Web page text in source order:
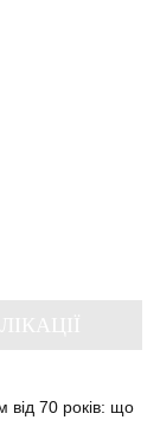
від 70 років: що